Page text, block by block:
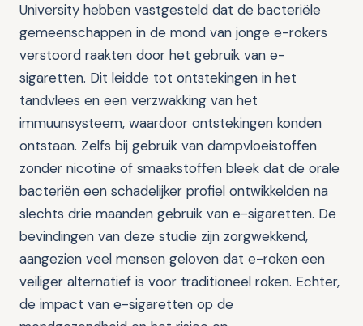
University hebben vastgesteld dat de bacteriële
gemeenschappen in de mond van jonge e-rokers
verstoord raakten door het gebruik van e-
sigaretten. Dit leidde tot ontstekingen in het
tandvlees en een verzwakking van het
immuunsysteem, waardoor ontstekingen konden
ontstaan. Zelfs bij gebruik van dampvloeistoffen
zonder nicotine of smaakstoffen bleek dat de orale
bacteriën een schadelijker profiel ontwikkelden na
slechts drie maanden gebruik van e-sigaretten. De
bevindingen van deze studie zijn zorgwekkend,
aangezien veel mensen geloven dat e-roken een
veiliger alternatief is voor traditioneel roken. Echter,
de impact van e-sigaretten op de